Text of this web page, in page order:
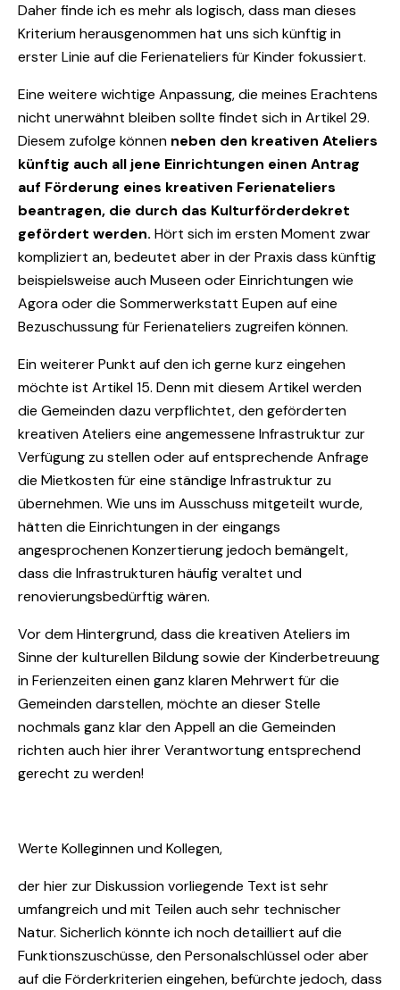
Daher finde ich es mehr als logisch, dass man dieses
Kriterium herausgenommen hat uns sich künftig in
erster Linie auf die Ferienateliers für Kinder fokussiert.
Eine weitere wichtige Anpassung, die meines Erachtens
nicht unerwähnt bleiben sollte findet sich in Artikel 29.
Diesem zufolge können neben den kreativen Ateliers
künftig auch all jene Einrichtungen einen Antrag
auf Förderung eines kreativen Ferienateliers
beantragen, die durch das Kulturförderdekret
gefördert werden. Hört sich im ersten Moment zwar
kompliziert an, bedeutet aber in der Praxis dass künftig
beispielsweise auch Museen oder Einrichtungen wie
Agora oder die Sommerwerkstatt Eupen auf eine
Bezuschussung für Ferienateliers zugreifen können.
Ein weiterer Punkt auf den ich gerne kurz eingehen
möchte ist Artikel 15. Denn mit diesem Artikel werden
die Gemeinden dazu verpflichtet, den geförderten
kreativen Ateliers eine angemessene Infrastruktur zur
Verfügung zu stellen oder auf entsprechende Anfrage
die Mietkosten für eine ständige Infrastruktur zu
übernehmen. Wie uns im Ausschuss mitgeteilt wurde,
hätten die Einrichtungen in der eingangs
angesprochenen Konzertierung jedoch bemängelt,
dass die Infrastrukturen häufig veraltet und
renovierungsbedürftig wären.
Vor dem Hintergrund, dass die kreativen Ateliers im
Sinne der kulturellen Bildung sowie der Kinderbetreuung
in Ferienzeiten einen ganz klaren Mehrwert für die
Gemeinden darstellen, möchte an dieser Stelle
nochmals ganz klar den Appell an die Gemeinden
richten auch hier ihrer Verantwortung entsprechend
gerecht zu werden!
Werte Kolleginnen und Kollegen,
der hier zur Diskussion vorliegende Text ist sehr
umfangreich und mit Teilen auch sehr technischer
Natur. Sicherlich könnte ich noch detailliert auf die
Funktionszuschüsse, den Personalschlüssel oder aber
auf die Förderkriterien eingehen, befürchte jedoch, dass